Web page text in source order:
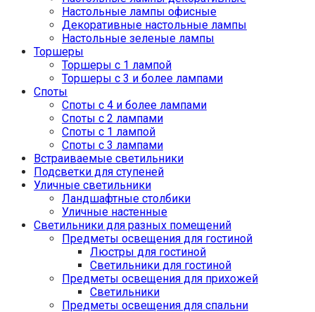
Настольные лампы офисные
Декоративные настольные лампы
Настольные зеленые лампы
Торшеры
Торшеры с 1 лампой
Торшеры с 3 и более лампами
Споты
Споты с 4 и более лампами
Споты с 2 лампами
Споты с 1 лампой
Споты с 3 лампами
Встраиваемые светильники
Подсветки для ступеней
Уличные светильники
Ландшафтные столбики
Уличные настенные
Светильники для разных помещений
Предметы освещения для гостиной
Люстры для гостиной
Светильники для гостиной
Предметы освещения для прихожей
Светильники
Предметы освещения для спальни